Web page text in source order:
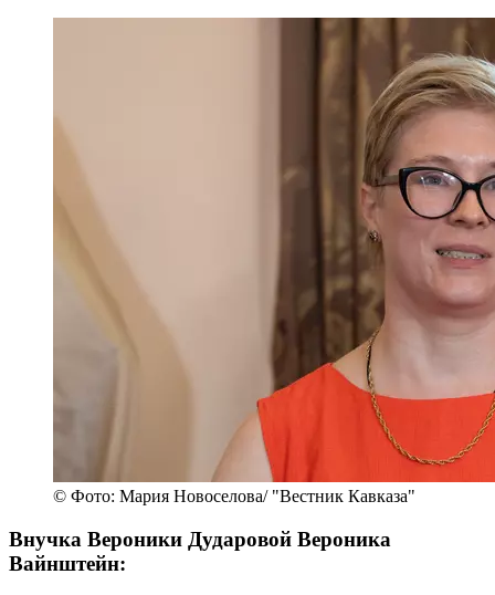
© Фото: Мария Новоселова/ "Вестник Кавказа"
Внучка Вероники Дударовой Вероника
Вайнштейн: